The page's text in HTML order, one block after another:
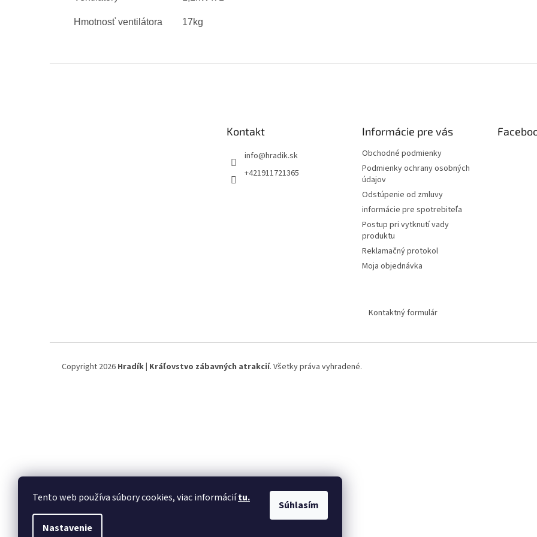
Tento web používa súbory cookies, viac informáciítu.
Nastavenie
Súhlasím
Hmotnosť ventilátora 17kg
Kontakt
info@hradik.sk
+421911721365
Informácie pre vás
Obchodné podmienky
Podmienky ochrany osobných
údajov
Odstúpenie od zmluvy
informácie pre spotrebiteľa
Postup pri vytknutí vady
produktu
Reklamačný protokol
Moja objednávka
Kontaktný formulár
Copyright 2026 Hradík | Kráľovstvo zábavných atrakcií. Všetky práva vyhradené.